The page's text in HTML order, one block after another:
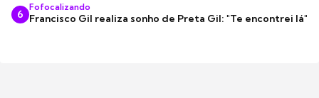
6
Fofocalizando
Francisco Gil realiza sonho de Preta Gil: "Te encontrei lá"